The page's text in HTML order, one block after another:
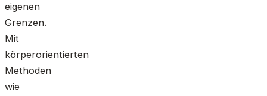
eigenen
Grenzen.
Mit
körperorientierten
Methoden
wie